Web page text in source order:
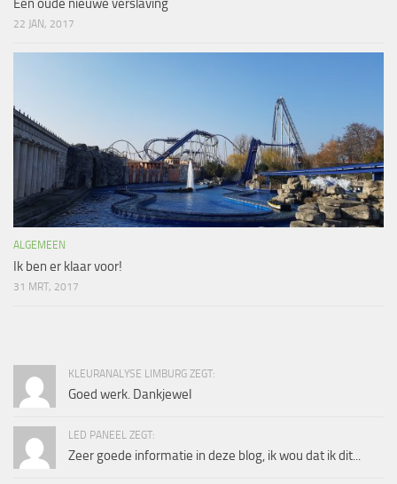
Een oude nieuwe verslaving
22 JAN, 2017
ALGEMEEN
Ik ben er klaar voor!
31 MRT, 2017
KLEURANALYSE LIMBURG ZEGT:
Goed werk. Dankjewel
LED PANEEL ZEGT:
Zeer goede informatie in deze blog, ik wou dat ik dit...